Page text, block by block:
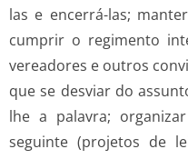
las e encerrá-las;
cumprir o regimento
vereadores e outros
que se desviar do
lhe a palavra;
seguinte (projetos de